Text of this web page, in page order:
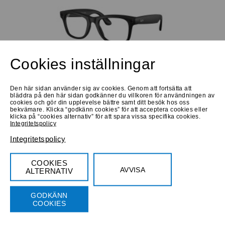
Köp 4850 Kr
Progressiva
Bifokala
Prova online
Låna hem
Ray-Ban Meta WAYFARER RW4012 Gen2 G15
Medium
Köp 4960 Kr
Progressiva
Bifokala
Cookies inställningar
Den här sidan använder sig av cookies. Genom att fortsätta att
bläddra på den här sidan godkänner du villkoren för användningen av
cookies och gör din upplevelse bättre samt ditt besök hos oss
bekvämare. Klicka “godkänn cookies” för att acceptera cookies eller
klicka på “cookies alternativ” för att spara vissa specifika cookies.
Integritetspolicy
Integritetspolicy
COOKIES
ALTERNATIV
AVVISA
GODKÄNN
COOKIES